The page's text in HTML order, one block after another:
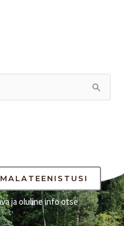
ja oluline info otse